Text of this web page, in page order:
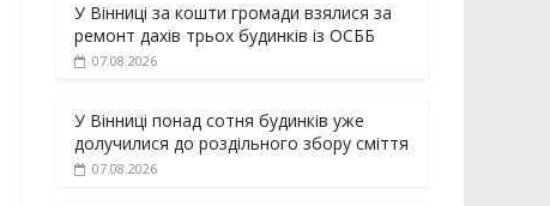
У Вінниці за кошти громади взялися за
ремонт дахів трьох будинків із ОСББ
07.08.2026
У Вінниці понад сотня будинків уже
долучилися до роздільного збору сміття
07.08.2026